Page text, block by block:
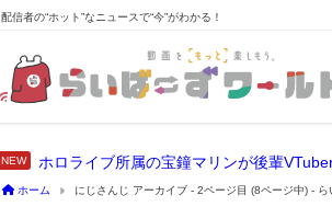
配信者の“ホット”なニュースで“今”がわかる！
ホーム にじさんじ アーカイブ - 2ページ目 (8ページ中) -